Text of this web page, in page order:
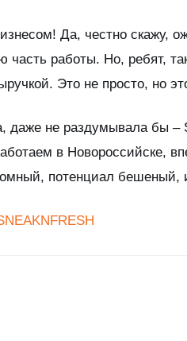
Да, честно
работы. Но, ребят,
Это не просто, но
даже не раздумывала бы –
в Новороссийске,
потенциал бешеный,